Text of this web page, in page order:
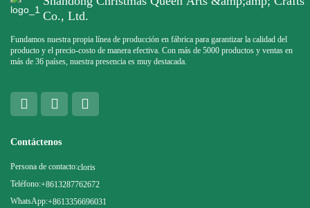
Co., Ltd.
Fundamos nuestra propia línea de producción en fábrica para garantizar la calidad del
producto y el precio-costo de manera efectiva. Con más de 5000 productos y ventas en
más de 36 países, nuestra presencia es muy destacada.
Contáctenos
Persona de contacto:cloris
Teléfono:+8613287762672
WhatsApp:+8613356696031